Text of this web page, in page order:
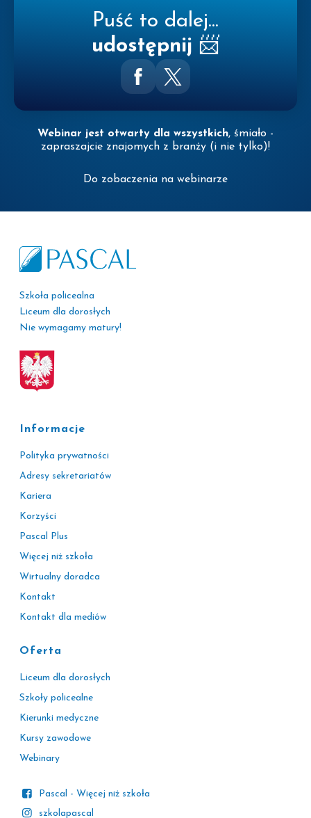
Puść to dalej...
udostępnij 📨
Webinar jest otwarty dla wszystkich, śmiało -
zapraszajcie znajomych z branży (i nie tylko)!
Do zobaczenia na webinarze
Szkoła policealna
Liceum dla dorosłych
Nie wymagamy matury!
Informacje
Polityka prywatności
Adresy sekretariatów
Kariera
Korzyści
Pascal Plus
Więcej niż szkoła
Wirtualny doradca
Kontakt
Kontakt dla mediów
Oferta
Liceum dla dorosłych
Szkoły policealne
Kierunki medyczne
Kursy zawodowe
Webinary
Pascal - Więcej niż szkoła
szkolapascal